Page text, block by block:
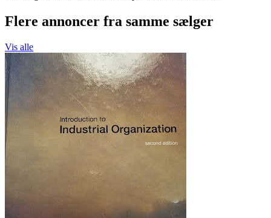
Flere annoncer fra samme sælger
Vis alle